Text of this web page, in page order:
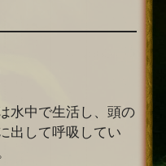
水中で生活し、頭の
出して呼吸してい